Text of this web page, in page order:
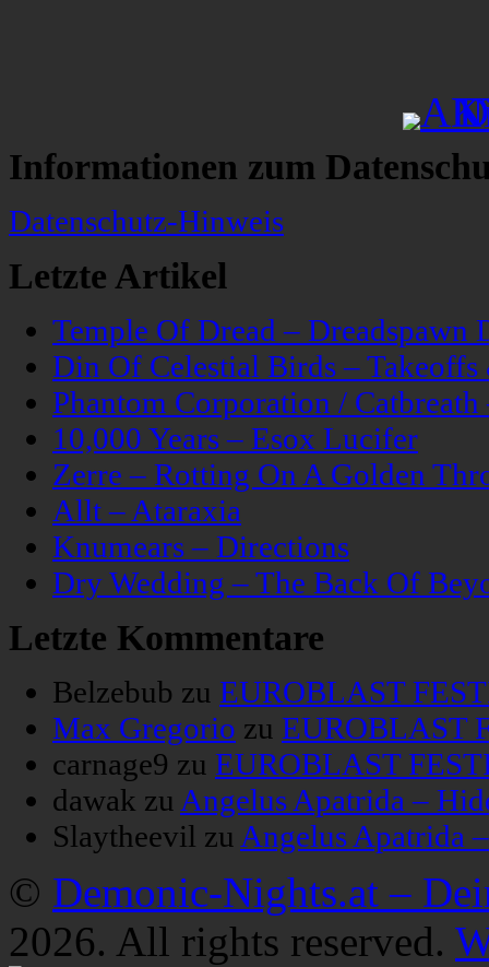
Informationen zum
Datenschutz-Hinweis
Letzte Artikel
Temple Of Dread – Dreadspawn
Din Of Celestial Birds –
Phantom Corporation /
10,000 Years – Esox Lucifer
Zerre – Rotting On A Golden
Allt – Ataraxia
Knumears – Directions
Dry Wedding – The Back Of
Letzte Kommentare
Belzebub zu EUROBLAST
Max Gregorio zu EUROBLAST
carnage9 zu EUROBLAST
dawak zu Angelus Apatrida –
Slaytheevil zu Angelus Apatrida
© Demonic-Nights.at –
2026. All rights reserved.